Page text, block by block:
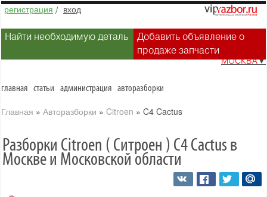
регистрация / вход
Найти необходимую деталь
Добавить объявление о
продаже запчасти
МОСКВА▼
главная статьи администрация авторазборки
Главная » Авторазборки » Citroen » C4 Cactus
Разборки Citroen ( Ситроен ) C4 Cactus в
Москве и Московской области